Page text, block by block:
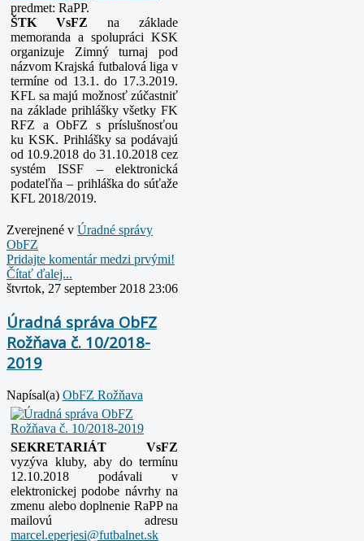
predmet: RaPP.
ŠTK VsFZ na základe
memoranda a spolupráci KSK
organizuje Zimný turnaj pod
názvom Krajská futbalová liga v
termíne od 13.1. do 17.3.2019.
KFL sa majú možnosť zúčastniť
na základe prihlášky všetky FK
RFZ a ObFZ s príslušnosťou
ku KSK. Prihlášky sa podávajú
od 10.9.2018 do 31.10.2018 cez
systém ISSF – elektronická
podateľňa – prihláška do súťaže
KFL 2018/2019.
Zverejnené v Úradné správy
ObFZ
Pridajte komentár medzi prvými!
Čítať ďalej...
štvrtok, 27 september 2018 23:06
Úradná správa ObFZ
Rožňava č. 10/2018-
2019
Napísal(a) ObFZ Rožňava
SEKRETARIÁT VsFZ
vyzýva kluby, aby do termínu
12.10.2018 podávali v
elektronickej podobe návrhy na
zmenu alebo doplnenie RaPP na
mailovú adresu